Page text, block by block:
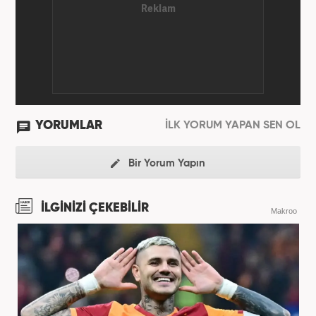
YORUMLAR İLK YORUM YAPAN SEN OL
Bir Yorum Yapın
İLGİNİZİ ÇEKEBİLİR Makroo